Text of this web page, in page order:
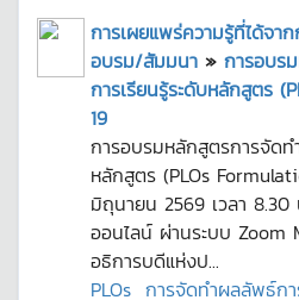
การเผยแพร่ความรู้ที่ได้จา
อบรม/สัมมนา » การอบร
การเรียนรู้ระดับหลักสูตร
19
การอบรมหลักสูตรการจัดท
หลักสูตร (PLOs
มิถุนายน 2569 เวลา
ออนไลน์ ผ่านระบบ Zoom
อธิการบดีแห่งป...
PLOs การจัดทำผลลัพธ์ก